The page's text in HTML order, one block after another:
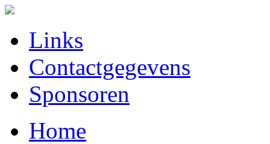
Links
Contactgegevens
Sponsoren
Home